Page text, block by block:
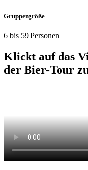
Grup­pen­größe
6 bis 59 Per­sonen
Klickt auf das
der Bier-Tour